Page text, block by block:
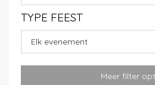
TYPE FEEST
Elk evenement
Meer filter